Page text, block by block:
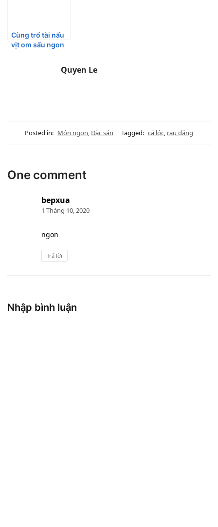
Cùng trổ tài nấu
vịt om sấu ngon
Quyen Le
Posted in: Món ngon,Đặc sản Tagged: cá lóc, rau đắng
One comment
bepxua
1 Tháng 10, 2020
ngon
Trả lời
Nhập bình luận